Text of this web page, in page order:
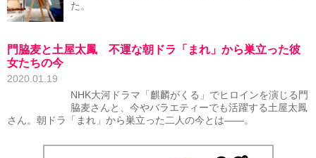
た。
門脇麦と土屋太鳳 不運な朝ドラ「まれ」から巣立った彼
女たちの今
2020.01.19
NHK大河ドラマ「麒麟がくる」でヒロインを演じる門
脇麦さんと、今やバラエティーでも活躍する土屋太鳳
さん。朝ドラ「まれ」から巣立った二人の今とは――。